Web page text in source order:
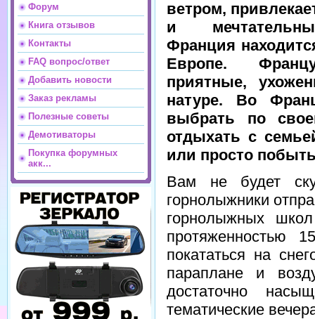
Форум
Книга отзывов
Контакты
FAQ вопрос/ответ
Добавить новости
Заказ рекламы
Полезные советы
Демотиваторы
Покупка форумных
акк...
ветром,
и
Франция
Европе.
приятные,
натуре. Во
выбрать по
отдыхать с
или просто
Вам не будет
горнолыжники
горнолыжных
протяженностью
покататься на
параплане и
достаточно
тематические